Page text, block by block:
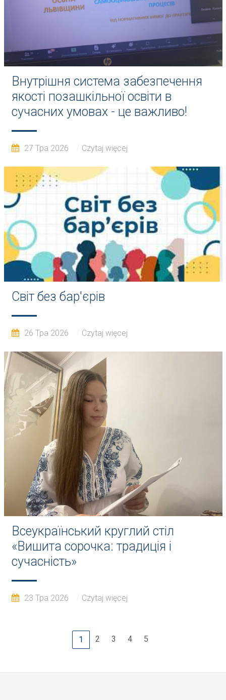
Внутрішня система забезпечення
якості позашкільної освіти в
сучасних умовах - це важливо!
27 Тра 2026 Czytaj więcej
Світ без бар'єрів
26 Тра 2026 Czytaj więcej
Всеукраїнський круглий стіл
«Вишита сорочка: традиція і
сучасність»
23 Тра 2026 Czytaj więcej
1 2 3 4 5